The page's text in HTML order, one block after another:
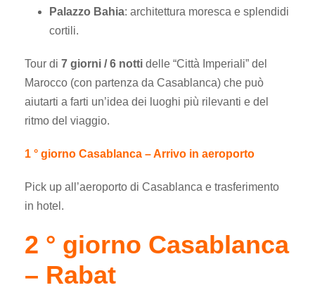
Palazzo Bahia: architettura moresca e splendidi
cortili.
Tour di 7 giorni / 6 notti delle “Città Imperiali” del
Marocco (con partenza da Casablanca) che può
aiutarti a farti un’idea dei luoghi più rilevanti e del
ritmo del viaggio.
1 ° giorno Casablanca – Arrivo in aeroporto
Pick up all’aeroporto di Casablanca e trasferimento
in hotel.
2 ° giorno Casablanca
– Rabat